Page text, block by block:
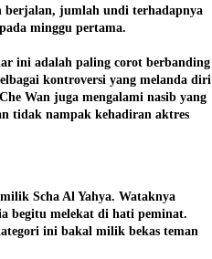
berjalan, jumlah undi terhadapnya
minggu pertama.
ini adalah paling corot berbanding
kontroversi yang melanda diri
Wan juga mengalami nasib yang
tidak nampak kehadiran aktres
Scha Al Yahya. Wataknya
begitu melekat di hati peminat.
ini bakal milik bekas teman